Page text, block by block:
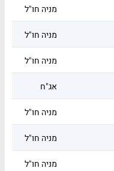
מניה חו"ל
מניה חו"ל
מניה חו"ל
אג"ח
מניה חו"ל
מניה חו"ל
מניה חו"ל